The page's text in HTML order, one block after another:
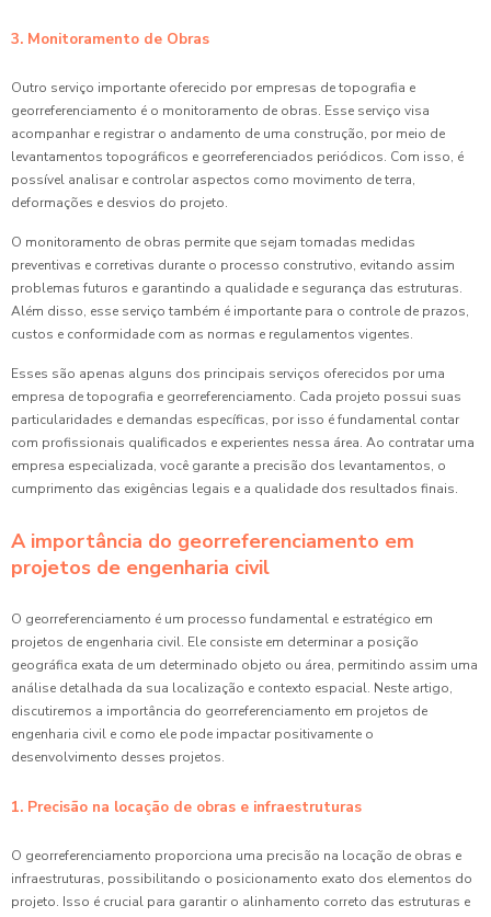
3. Monitoramento de Obras
Outro serviço importante oferecido por empresas de topografia e
georreferenciamento é o monitoramento de obras. Esse serviço visa
acompanhar e registrar o andamento de uma construção, por meio de
levantamentos topográficos e georreferenciados periódicos. Com isso, é
possível analisar e controlar aspectos como movimento de terra,
deformações e desvios do projeto.
O monitoramento de obras permite que sejam tomadas medidas
preventivas e corretivas durante o processo construtivo, evitando assim
problemas futuros e garantindo a qualidade e segurança das estruturas.
Além disso, esse serviço também é importante para o controle de prazos,
custos e conformidade com as normas e regulamentos vigentes.
Esses são apenas alguns dos principais serviços oferecidos por uma
empresa de topografia e georreferenciamento. Cada projeto possui suas
particularidades e demandas específicas, por isso é fundamental contar
com profissionais qualificados e experientes nessa área. Ao contratar uma
empresa especializada, você garante a precisão dos levantamentos, o
cumprimento das exigências legais e a qualidade dos resultados finais.
A importância do georreferenciamento em
projetos de engenharia civil
O georreferenciamento é um processo fundamental e estratégico em
projetos de engenharia civil. Ele consiste em determinar a posição
geográfica exata de um determinado objeto ou área, permitindo assim uma
análise detalhada da sua localização e contexto espacial. Neste artigo,
discutiremos a importância do georreferenciamento em projetos de
engenharia civil e como ele pode impactar positivamente o
desenvolvimento desses projetos.
1. Precisão na locação de obras e infraestruturas
O georreferenciamento proporciona uma precisão na locação de obras e
infraestruturas, possibilitando o posicionamento exato dos elementos do
projeto. Isso é crucial para garantir o alinhamento correto das estruturas e